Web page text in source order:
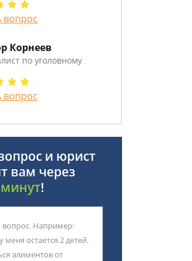
вопрос
Корнеев
по уголовному
вопрос
и юрист
вам через
!